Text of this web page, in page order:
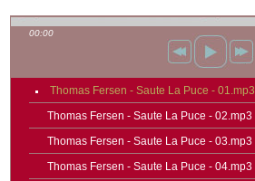
00:00
Thomas Fersen - Saute La Puce - 01.mp3
Thomas Fersen - Saute La Puce - 02.mp3
Thomas Fersen - Saute La Puce - 03.mp3
Thomas Fersen - Saute La Puce - 04.mp3